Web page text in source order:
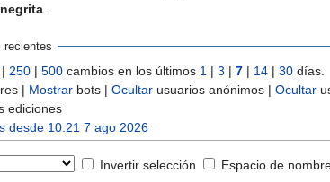
negrita
recientes
| 250 | 500 cambios en los últimos 1 | 3 | 7 | 14 | 30 días.
| Mostrar bots | Ocultar usuarios anónimos | Ocultar
ediciones
desde 10:21 7 ago 2026
Invertir selección Espacio de